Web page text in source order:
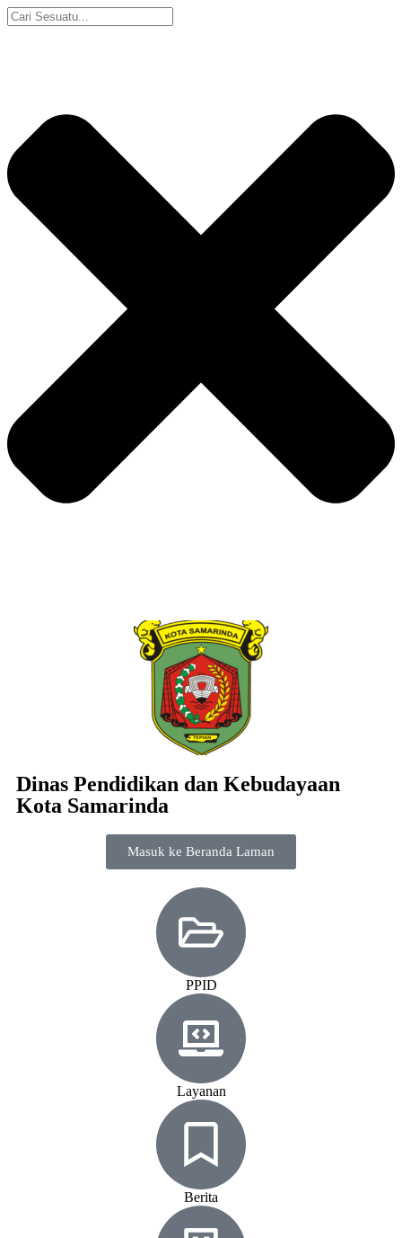
Dinas Pendidikan dan Kebudayaan
Kota Samarinda
Masuk ke Beranda Laman
PPID
Layanan
Berita